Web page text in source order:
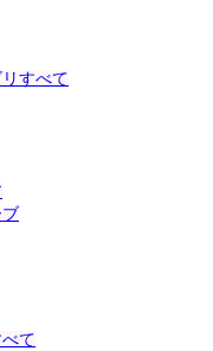
すべて
て